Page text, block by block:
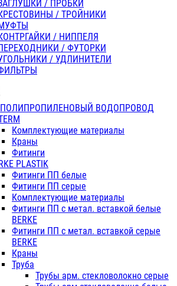
/ ПРОБКИ
/ ТРОЙНИКИ
/ НИППЕЛЯ
/ ФУТОРКИ
/ УДЛИНИТЕЛИ
ПОЛИПРОПИЛЕНОВЫЙ ВОДОПРОВОД
Комплектующие материалы
Краны
Фитинги
PLASTIK
Фитинги ПП белые
Фитинги ПП серые
Комплектующие материалы
Фитинги ПП с метал. вставкой белые
BERKE
Фитинги ПП с метал. вставкой серые
BERKE
Краны
Труба
Трубы арм. стекловолокно серые